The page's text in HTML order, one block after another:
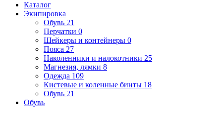
Каталог
Экипировка
Обувь 21
Перчатки 0
Шейкеры и контейнеры 0
Пояса 27
Наколенники и налокотники 25
Магнезия, лямки 8
Одежда 109
Кистевые и коленные бинты 18
Обувь 21
Обувь